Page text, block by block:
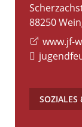
88250
www.jf-
SOZIALES